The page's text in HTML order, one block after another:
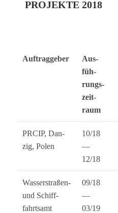
PROJEKTE 2018
Auf­trag­ge­ber
Aus­
füh­
rungs­
zeit­
raum
PRCIP, Dan­
zig, Polen
10/18
—
12/18
Was­ser­stra­ßen-
und Schiff­
fahrts­amt
09/18
—
03/19